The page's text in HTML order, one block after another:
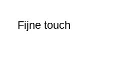
Fijne touch